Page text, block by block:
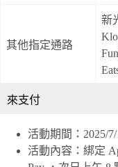
其他指定通路
新
來支付
活動期間：2025/
活動內容：綁定